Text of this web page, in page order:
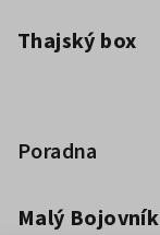
Thajský box
Poradna
Malý Bojovník